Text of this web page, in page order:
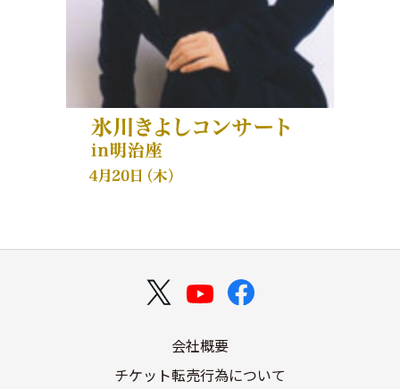
会社概要
チケット転売行為について